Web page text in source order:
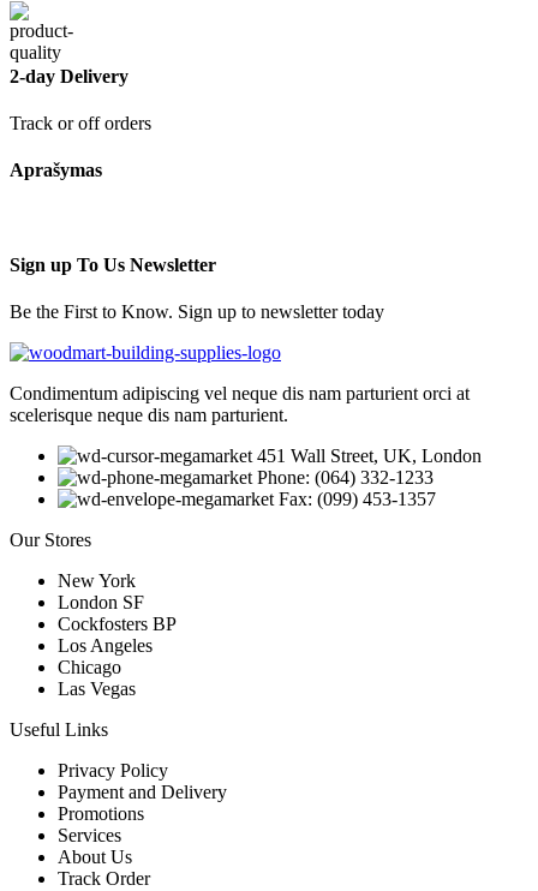
2-day Delivery
Track or off orders
Aprašymas
Sign up To Us Newsletter
Be the First to Know. Sign up to newsletter today
Condimentum adipiscing vel neque dis nam parturient orci at
scelerisque neque dis nam parturient.
451 Wall Street, UK, London
Phone: (064) 332-1233
Fax: (099) 453-1357
Our Stores
New York
London SF
Cockfosters BP
Los Angeles
Chicago
Las Vegas
Useful Links
Privacy Policy
Payment and Delivery
Promotions
Services
About Us
Track Order